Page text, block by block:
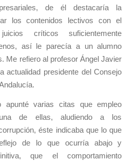
de él destacaría la
los contenidos lectivos con el
críticos suficientemente
así le parecía a un alumno
Me refiero al profesor Ángel Javier
actualidad presidente del Consejo
apunté varias citas que empleo
una de ellas, aludiendo a los
éste indicaba que lo que
de lo que ocurría abajo
y
que el comportamiento